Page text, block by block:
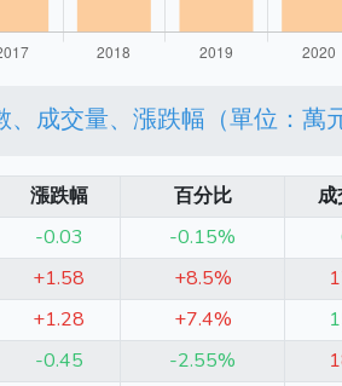
成交量、漲跌幅（單位：萬元
漲跌幅 百分比 成
-0.03 -0.15%
+1.58 +8.5%
+1.28 +7.4%
-0.45 -2.55%